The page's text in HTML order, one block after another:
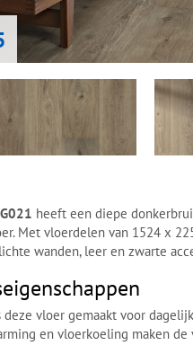
heeft een diepe
Met vloerdelen van 1524 x
wanden, leer en zwarte
vloer gemaakt voor
en vloerkoeling maken de